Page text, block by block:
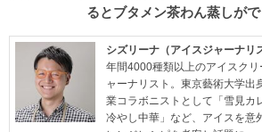
るとブタメン茶わん蒸しがで
シズリーナ（アイスジャーナリ
年間4000種類以上のアイスク
ャーナリスト。東京藝術大学出
業コラボニストとして「雪見カ
冷やし中華」など、アイスを意